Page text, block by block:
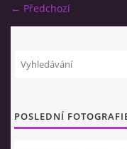
NAŠE BÝVALÉ
NÁBOR 2026
©
← Předchozí
POSLEDNÍ